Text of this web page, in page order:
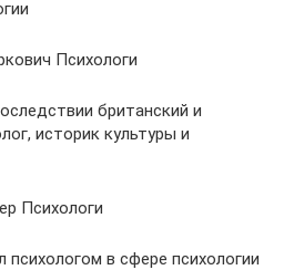
Психологи
британский и
историк культуры и
Психологи
в сфере психологии